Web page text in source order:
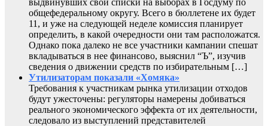
общефедеральному округу. Всего в бюллетене их будет
11, и уже на следующей неделе комиссия планирует
определить, в какой очередности они там расположатся.
Однако пока далеко не все участники кампании спешат
вкладываться в нее финансово, выяснил “Ъ”, изучив
сведения о движении средств по избирательным […]
Утилизаторам показали «Хомяка»
Требования к участникам рынка утилизации отходов
будут ужесточены: регуляторы намерены добиваться
реального экономического эффекта от их деятельности,
следовало из выступлений представителей